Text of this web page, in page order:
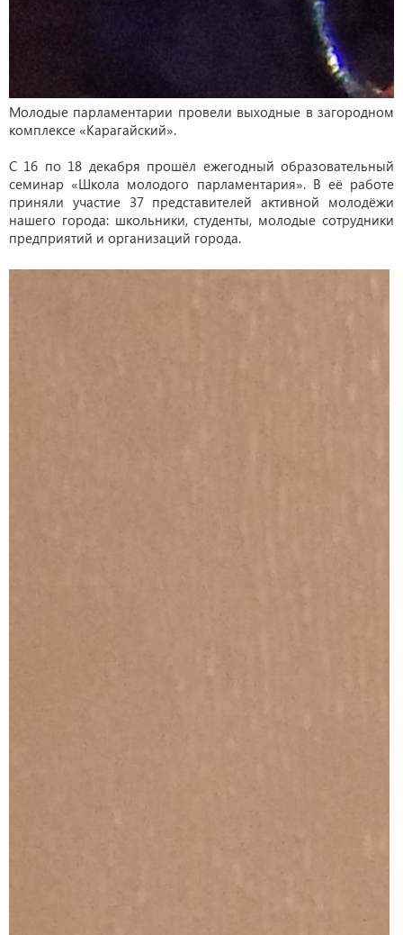
Молодые парламентарии провели выходные в загородном
комплексе «Карагайский».
С 16 по 18 декабря прошёл ежегодный образовательный
семинар «Школа молодого парламентария». В её работе
приняли участие 37 представителей активной молодёжи
нашего города: школьники, студенты, молодые сотрудники
предприятий и организаций города.